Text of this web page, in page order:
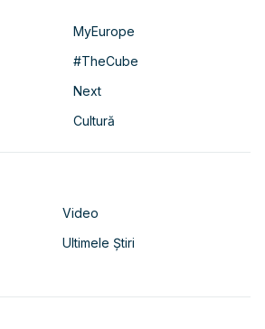
MyEurope
#TheCube
Next
Cultură
Video
Ultimele Știri